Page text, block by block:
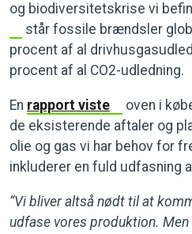
og biodiversitetskrise vi
står fossile brændsler
procent af al
procent af al CO2-udledning.
En rapport viste
oven i
de eksisterende aftaler og
olie og gas vi har behov for
inkluderer en fuld udfasning
“Vi bliver altså nødt til at
udfase vores produktion. Men